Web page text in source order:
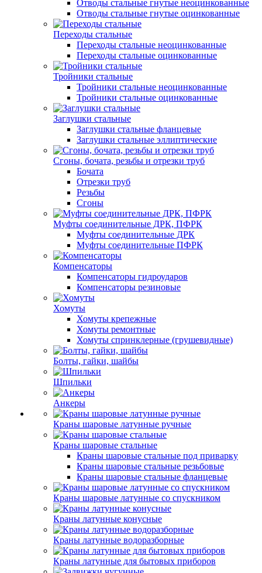
Отводы стальные гнутые неоцинкованные
Отводы стальные гнутые оцинкованные
Переходы стальные
Переходы стальные неоцинкованные
Переходы стальные оцинкованные
Тройники стальные
Тройники стальные неоцинкованные
Тройники стальные оцинкованные
Заглушки стальные
Заглушки стальные фланцевые
Заглушки стальные эллиптические
Сгоны, бочата, резьбы и отрезки труб
Бочата
Отрезки труб
Резьбы
Сгоны
Муфты соединительные ДРК, ПФРК
Муфты соединительные ДРК
Муфты соединительные ПФРК
Компенсаторы
Компенсаторы гидроударов
Компенсаторы резиновые
Хомуты
Хомуты крепежные
Хомуты ремонтные
Хомуты спринклерные (грушевидные)
Болты, гайки, шайбы
Шпильки
Анкеры
Краны шаровые латунные ручные
Краны шаровые стальные
Краны шаровые стальные под приварку
Краны шаровые стальные резьбовые
Краны шаровые стальные фланцевые
Краны шаровые латунные со спускником
Краны латунные конусные
Краны латунные водоразборные
Краны латунные для бытовых приборов